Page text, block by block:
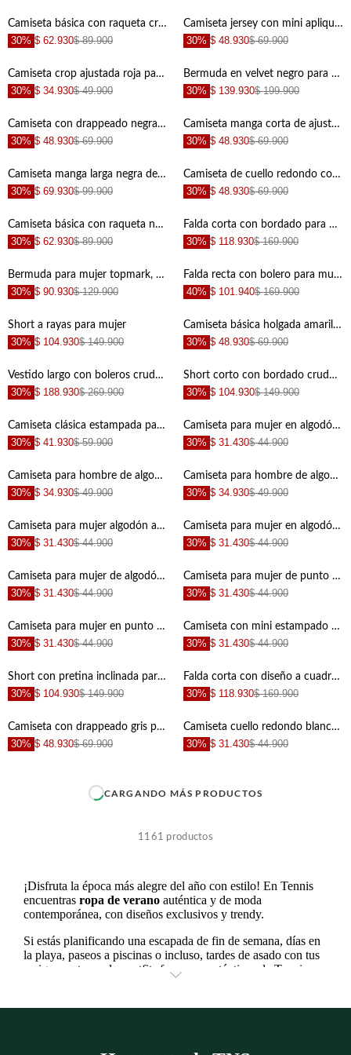
+
+
+
+
+
+
+
+
+
Camiseta básica con raqueta crudo para hombre
30% $ 62.930$ 89.900
+
Camiseta jersey con mini aplique negra para hombre
30% $ 48.930$ 69.900
+
Camiseta crop ajustada roja para mujer
30% $ 34.930$ 49.900
+
Bermuda en velvet negro para mujer
30% $ 139.930$ 199.900
Camiseta con drappeado negra para mujer
30% $ 48.930$ 69.900
+
Camiseta manga corta de ajuste cómodo para hombre con acabado suave
30% $ 48.930$ 69.900
+
Camiseta manga larga negra de ajuste relajado para hombre
30% $ 69.930$ 99.900
+
Camiseta de cuello redondo con acabado mate para hombre
30% $ 48.930$ 69.900
+
Camiseta básica con raqueta negra para hombre
30% $ 62.930$ 89.900
+
Falda corta con bordado para mujer
30% $ 118.930$ 169.900
+
Bermuda para mujer topmark, bermuda tradicional entero
30% $ 90.930$ 129.900
+
Falda recta con bolero para mujer
40% $ 101.940$ 169.900
+
Short a rayas para mujer
30% $ 104.930$ 149.900
+
Camiseta básica holgada amarilla para mujer
30% $ 48.930$ 69.900
+
Vestido largo con boleros crudo con textura suave para mujer
30% $ 188.930$ 269.900
+
Short corto con bordado crudo para mujer
30% $ 104.930$ 149.900
+
Camiseta clásica estampada para niño
30% $ 41.930$ 59.900
+
Camiseta para mujer en algodón marfil fit ceñido con bordado
30% $ 31.430$ 44.900
+
Camiseta para hombre de algodón crudo regular con gráfico
30% $ 34.930$ 49.900
+
Camiseta para hombre de algodón azul marino regular con bordado
30% $ 34.930$ 49.900
+
Camiseta para mujer algodón amarilla fit regular con corazón
30% $ 31.430$ 44.900
+
Camiseta para mujer en algodón café fit clásico con tigres
30% $ 31.430$ 44.900
Camiseta para mujer de algodón crudo corte clásico con gráfico
30% $ 31.430$ 44.900
Camiseta para mujer de punto camel corte recto con gráfico Always Fierce
30% $ 31.430$ 44.900
Camiseta para mujer en punto suave blanca fit relajado con gráfico western
30% $ 31.430$ 44.900
Camiseta con mini estampado para hombre
30% $ 31.430$ 44.900
Short con pretina inclinada para mujer
30% $ 104.930$ 149.900
Falda corta con diseño a cuadros roja para mujer
30% $ 118.930$ 169.900
+
Camiseta con drappeado gris para mujer
30% $ 48.930$ 69.900
Camiseta cuello redondo blanca para mujer
30% $ 31.430$ 44.900
CARGANDO MÁS PRODUCTOS
1161 productos
¡Disfruta la época más alegre del año con estilo! En Tennis
encuentras ropa de verano auténtica y de moda
contemporánea, con diseños exclusivos y trendy.
Si estás planificando una escapada de fin de semana, días en
la playa, paseos a piscinas o incluso, tardes de asado con tus
amigos, opta por los outfits frescos y auténticos de Tennis.
con modelos únicos, cortes modernos y patrones clásicos
niños, justamente para disfrutar de sus vacaciones veraniegas